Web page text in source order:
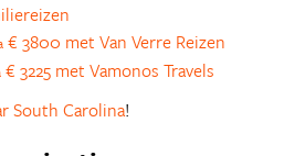
€ 3800 met Van Verre Reizen
€ 3225 met Vamonos Travels
South Carolina!